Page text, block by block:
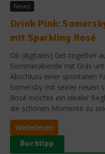
News
Drink Pink:
mit Sparkling Rosé
Ob (digitales) Get-together
Sommerabende mit Gras
Abschluss einer spontanen
Somersby mit seiner neuen
Rosé möchte ein idealer
die schönen Momente zu
Weiterlesen
Buchtipp